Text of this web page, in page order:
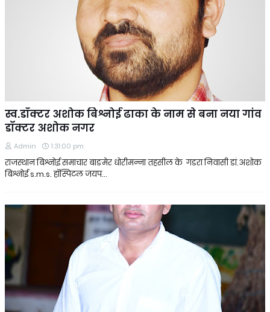
स्व.डॉक्टर अशोक बिश्नोई ढाका के नाम से बना नया गांव
डॉक्टर अशोक नगर
Admin 1:31:00 pm
राजस्थान बिश्नोई समाचार बाङमेर धोरीमन्ना तहसील के गडरा निवासी डां.अशोक
बिश्नोई s.m.s. हॉस्पिटल जयप…